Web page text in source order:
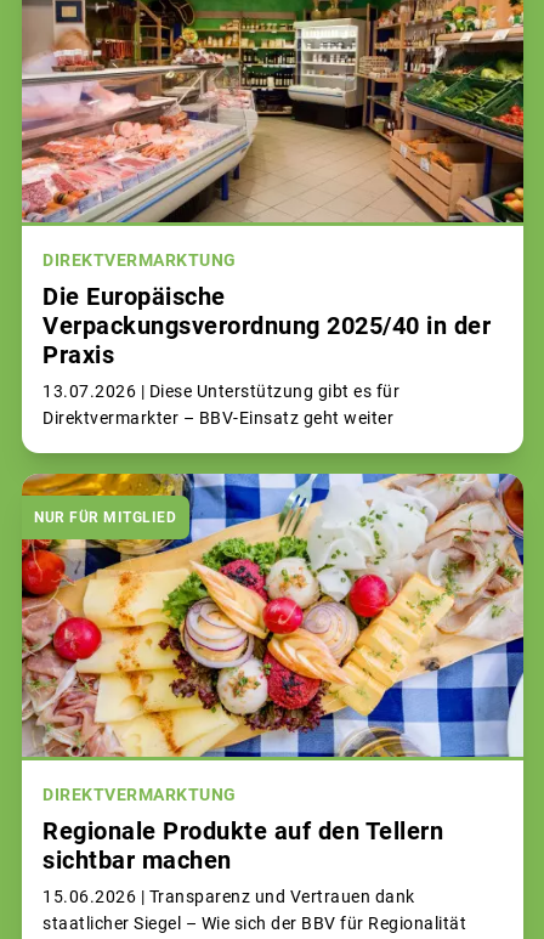
DIREKTVERMARKTUNG
Die Europäische
Verpackungsverordnung 2025/40 in der
Praxis
13.07.2026 | Diese Unterstützung gibt es für
Direktvermarkter – BBV-Einsatz geht weiter
NUR FÜR MITGLIED
DIREKTVERMARKTUNG
Regionale Produkte auf den Tellern
sichtbar machen
15.06.2026 | Transparenz und Vertrauen dank
staatlicher Siegel – Wie sich der BBV für Regionalität